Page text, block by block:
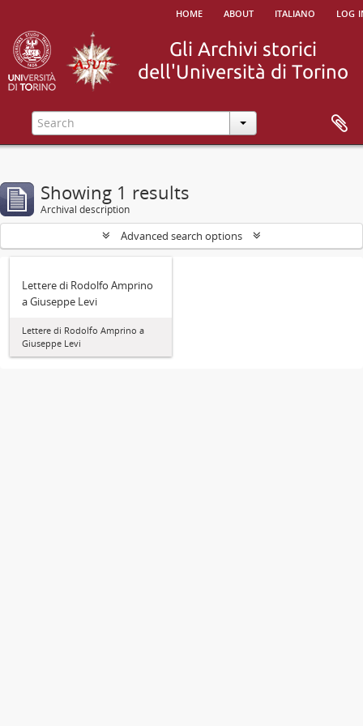
home about italiano log
Showing 1 results
Archival description
Advanced search options
Lettere di Rodolfo Amprino
a Giuseppe Levi
Lettere di Rodolfo Amprino a
Giuseppe Levi